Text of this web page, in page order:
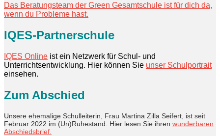
Das Beratungsteam der Green Gesamtschule ist für dich da,
wenn du Probleme hast.
IQES-Partnerschule
IQES Online ist ein Netzwerk für Schul- und
Unterrichtsentwicklung. Hier können Sie unser Schulportrait
einsehen.
Zum Abschied
Unsere ehemalige Schulleiterin, Frau Martina Zilla Seifert, ist seit
Februar 2022 im (Un)Ruhestand: Hier lesen Sie ihren wunderbaren
Abschiedsbrief.